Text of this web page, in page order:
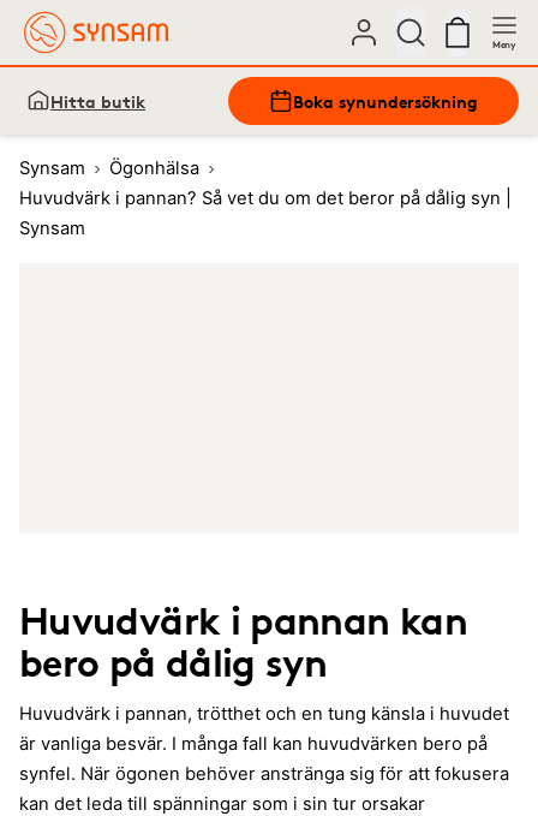
Meny
Hitta butik Boka synundersökning
Synsam
Ögonhälsa
Huvudvärk i pannan? Så vet du om det beror på dålig syn |
Synsam
Huvudvärk i pannan kan
bero på dålig syn
Huvudvärk i pannan, trötthet och en tung känsla i huvudet
är vanliga besvär. I många fall kan huvudvärken bero på
synfel. När ögonen behöver anstränga sig för att fokusera
kan det leda till spänningar som i sin tur orsakar